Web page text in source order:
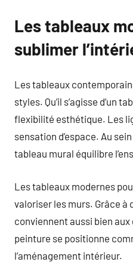
Les tableaux
sublimer
Les tableaux
styles. Qu’il s’agisse d’un
flexibilité esthétique. Les
sensation d’espace. Au
tableau mural équilibre
Les tableaux modernes
valoriser les murs. Grâce à
conviennent aussi bien
peinture se positionne
l’aménagement intérieur.